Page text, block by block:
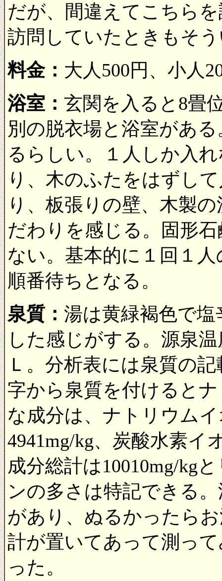
だが、間違えてこちら
訪問していたときもそ
料金： 大人500円、小人
浴室： 玄関を入ると8畳
別の脱衣場と浴室があ
るらしい。１人しか入
り、木のふたをはずし
り、板張りの壁、木製
だわりを感じる。固形
ない。基本的に１回１
順番待ちとなる。
泉質： 湯は黄緑褐色で
した感じがする。源泉
Ｌ。分析表には泉質の
字から泉質を付けると
な成分は、ナトリウム
4941mg/kg、炭酸水素イ
成分総計は10010mg/kg
ンの多さは特記できる
があり、ぬるかったら
計が置いてあって測っ
った。